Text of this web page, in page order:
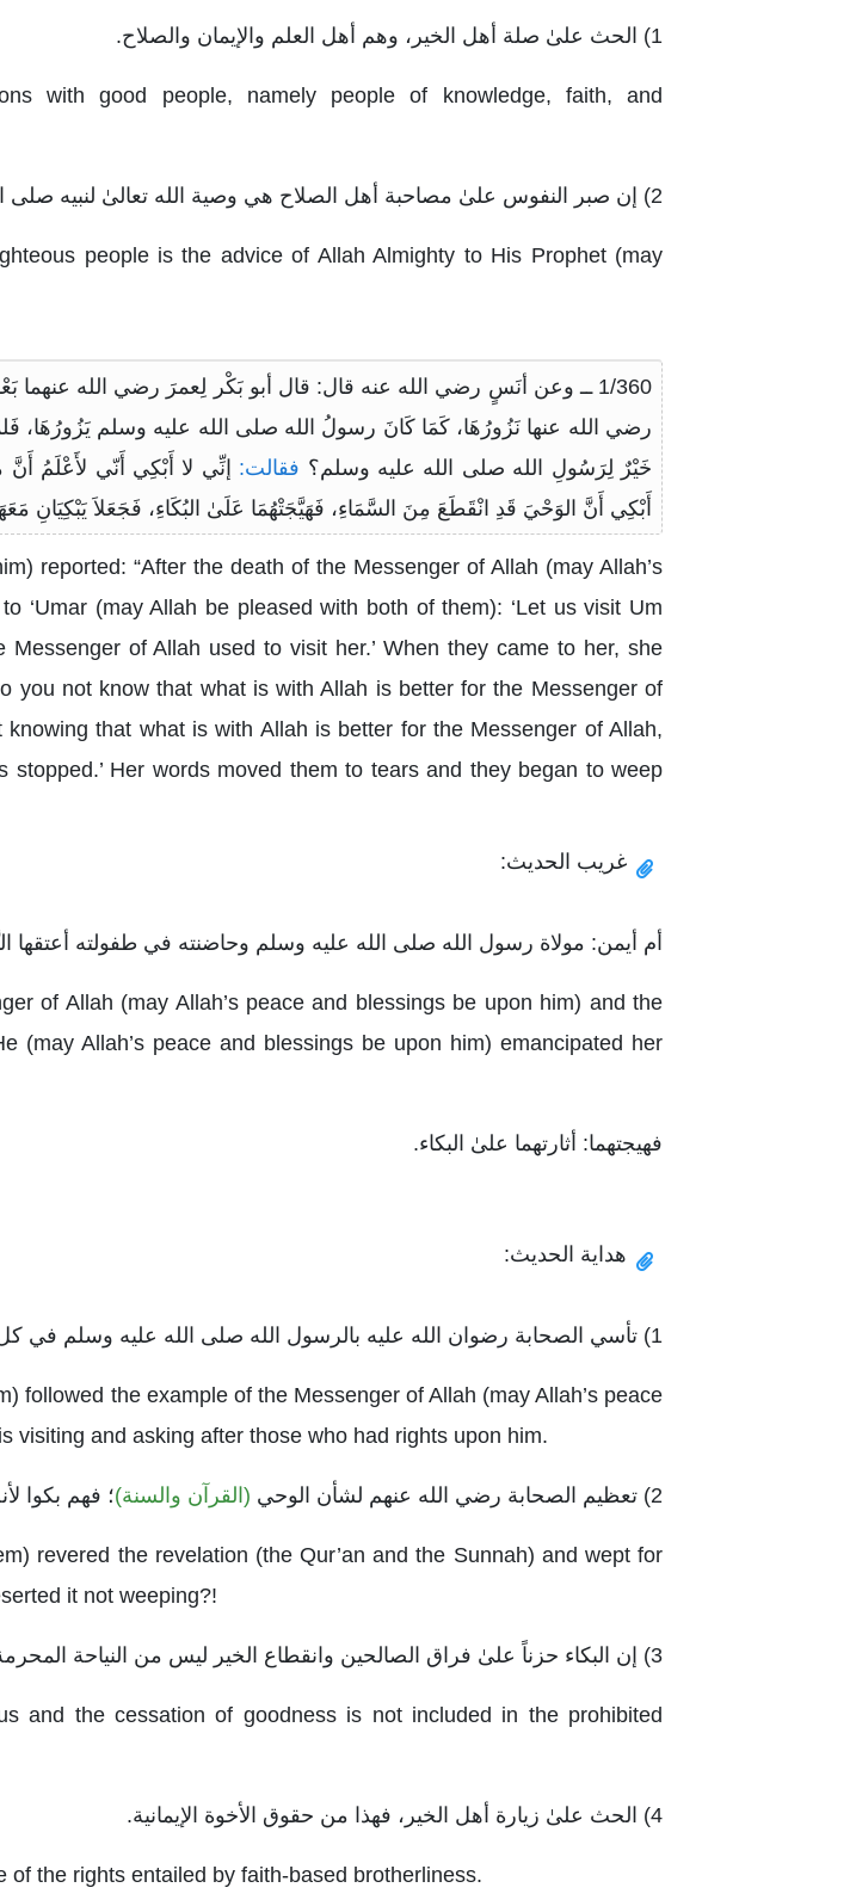
1) الحث علىٰ صلة أهل الخير، وهم أهل العلم والإيمان والصلاح.
with good people, namely people of knowledge, faith, and
2) إن صبر النفوس علىٰ مصاحبة أهل الصلاح هي وصية الله تعالىٰ لنبيه صلى الله عليه وسلم.
people is the advice of Allah Almighty to His Prophet (may
1/360 ــ وعن أنَسٍ رضي الله عنه قال: قال أبو بَكْر لِعمرَ رضي الله
رضي الله عنها نَزُورُهَا، كَمَا كَانَ رسولُ الله صلى الله عليه وسلم يَزُورُهَا، فَلمَّا
خَيْرٌ لِرَسُولِ الله صلى الله عليه وسلم؟ فقالت: إنِّي لا أَبْكِي أَنّي لأَعْلَمُ
أَبْكِي أَنَّ الوَحْيَ قَدِ انْقَطَعَ مِنَ السَّمَاءِ، فَهَيَّجَتْهُمَا عَلَىٰ البُكَاءِ، فَجَعَلاَ يَبْكِيَانِ
reported: “After the death of the Messenger of Allah (may Allah’s
‘Umar (may Allah be pleased with both of them): ‘Let us visit Um
of Allah used to visit her.’ When they came to her, she
you not know that what is with Allah is better for the Messenger of
knowing that what is with Allah is better for the Messenger of Allah,
Her words moved them to tears and they began to weep
غريب الحديث:
أم أيمن: مولاة رسول الله صلى الله عليه وسلم وحاضنته في طفولته أعتقها
of Allah (may Allah’s peace and blessings be upon him) and the
(may Allah’s peace and blessings be upon him) emancipated her
فهيجتهما: أثارتهما علىٰ البكاء.
هداية الحديث:
1) تأسي الصحابة رضوان الله عليه بالرسول الله صلى الله عليه وسلم في كل أمر، حتىٰ في تفقُّدِهِ وزيارته لذوي الحقوق.
followed the example of the Messenger of Allah (may Allah’s peace
visiting and asking after those who had rights upon him.
2) تعظيم الصحابة رضي الله عنهم لشأن الوحي (القرآن والسنة)؛ فهم بكوا
revered the revelation (the Qur’an and the Sunnah) and wept for
it not weeping?!
3) إن البكاء حزناً علىٰ فراق الصالحين وانقطاع الخير ليس من النياحة المحرمة.
and the cessation of goodness is not included in the prohibited
4) الحث علىٰ زيارة أهل الخير، فهذا من حقوق الأخوة الإيمانية.
the rights entailed by faith-based brotherliness.